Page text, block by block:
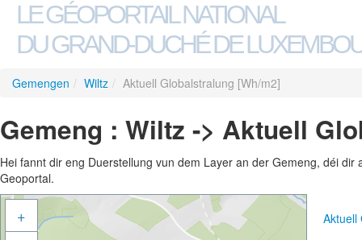
LE GÉOPORTAIL NATIONAL
DU GRAND-DUCHÉ DE
Gemengen / Wiltz / Aktuell Globalstralung [Wh/m2]
Gemeng : Wiltz -> Aktuell
Hei fannt dir eng Duerstellung vun dem Layer an der Gemeng, déi
Geoportal.
+
Aktuell